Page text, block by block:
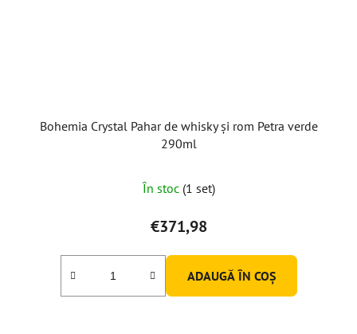
Bohemia Crystal Pahar de whisky și rom Petra verde
290ml
În stoc (1 set)
€371,98
ADAUGĂ ÎN COŞ